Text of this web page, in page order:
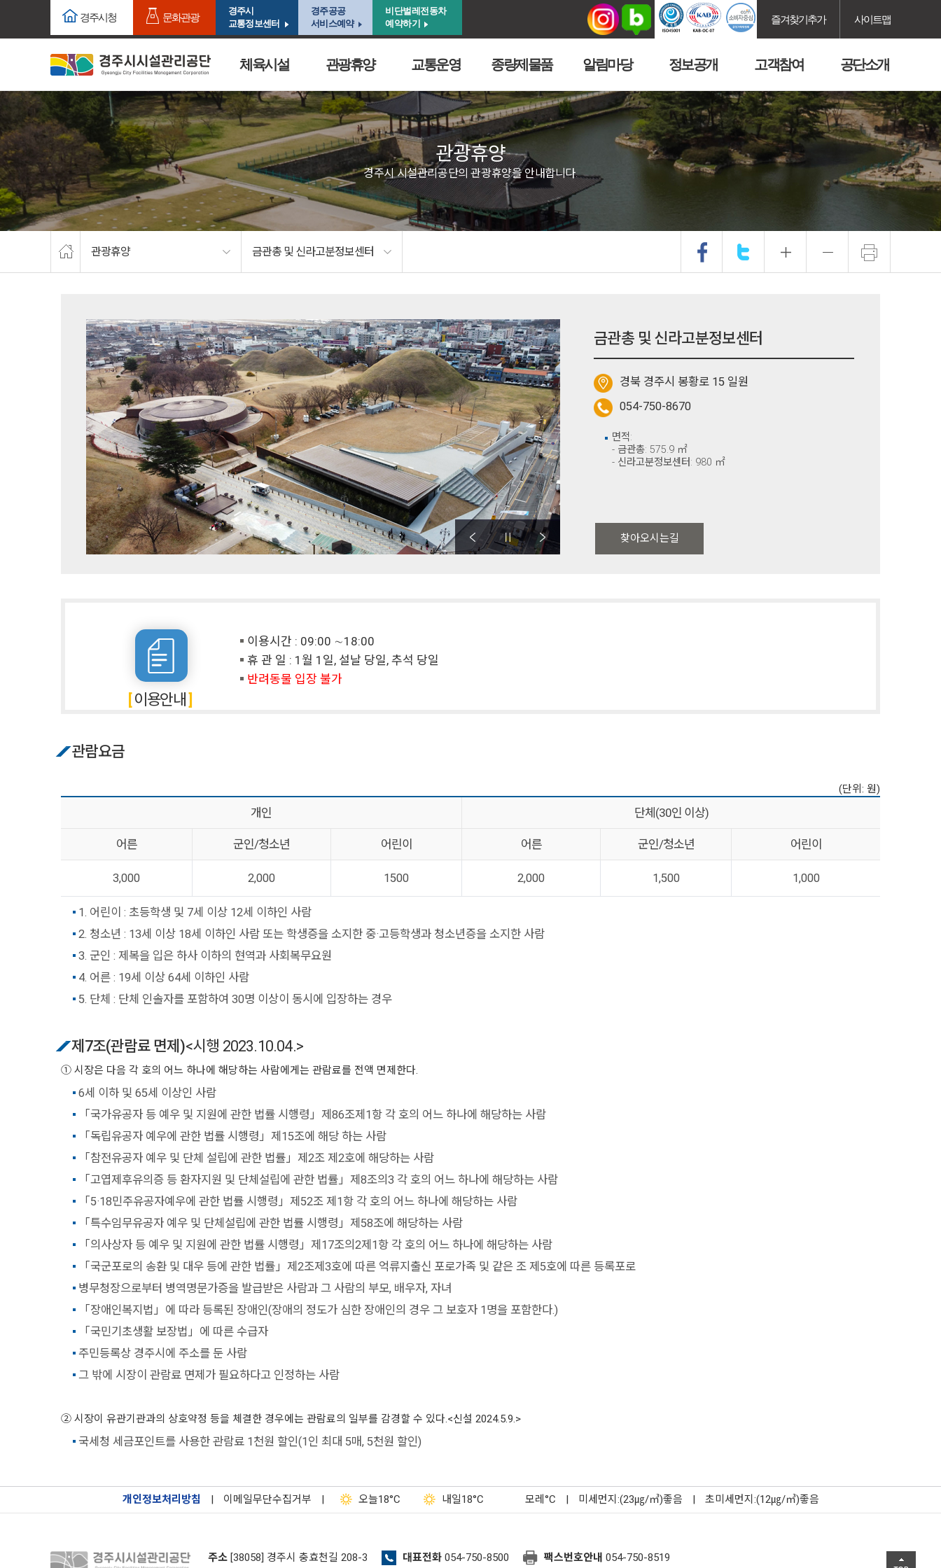
주요메뉴로 건너뛰기
경주시청 문화관광
경주시
교통정보센터
경주공공
서비스예약
비단벌레전동차
예약하기
즐겨찾기추가 사이트맵
체육시설 관광휴양 교통운영 종량제물품 알림마당 정보공개 고객참여 공단소개
관광휴양
경주시 시설관리공단의 관광휴양을 안내합니다.
관광휴양 금관총 및 신라고분정보센터
금관총 및 신라고분정보센터
경북 경주시 봉황로 15 일원
054-750-8670
찾아오시는길
면적:
- 금관총: 575.9 ㎡
- 신라고분정보센터: 980 ㎡
이용안내
이용시간 : 09:00 ∼18:00
휴 관 일 : 1월 1일, 설날 당일, 추석 당일
반려동물 입장 불가
관람요금
(단위: 원)
개인 단체(30인 이상)
어른 군인/청소년 어린이 어른 군인/청소년 어린이
3,000 2,000 1500 2,000 1,500 1,000
1. 어린이 : 초등학생 및 7세 이상 12세 이하인 사람
2. 청소년 : 13세 이상 18세 이하인 사람 또는 학생증을 소지한 중·고등학생과 청소년증을 소지한 사람
3. 군인 : 제복을 입은 하사 이하의 현역과 사회복무요원
4. 어른 : 19세 이상 64세 이하인 사람
5. 단체 : 단체 인솔자를 포함하여 30명 이상이 동시에 입장하는 경우
제7조(관람료 면제)<시행 2023.10.04.>
① 시장은 다음 각 호의 어느 하나에 해당하는 사람에게는 관람료를 전액 면제한다.
6세 이하 및 65세 이상인 사람
「국가유공자 등 예우 및 지원에 관한 법률 시행령」제86조제1항 각 호의 어느 하나에 해당하는 사람
「독립유공자 예우에 관한 법률 시행령」제15조에 해당 하는 사람
「참전유공자 예우 및 단체 설립에 관한 법률」제2조 제2호에 해당하는 사람
「고엽제후유의증 등 환자지원 및 단체설립에 관한 법률」제8조의3 각 호의 어느 하나에 해당하는 사람
「5·18민주유공자예우에 관한 법률 시행령」제52조 제1항 각 호의 어느 하나에 해당하는 사람
「특수임무유공자 예우 및 단체설립에 관한 법률 시행령」제58조에 해당하는 사람
「의사상자 등 예우 및 지원에 관한 법률 시행령」제17조의2제1항 각 호의 어느 하나에 해당하는 사람
「국군포로의 송환 및 대우 등에 관한 법률」제2조제3호에 따른 억류지출신 포로가족 및 같은 조 제5호에 따른 등록포로
병무청장으로부터 병역명문가증을 발급받은 사람과 그 사람의 부모, 배우자, 자녀
「장애인복지법」에 따라 등록된 장애인(장애의 정도가 심한 장애인의 경우 그 보호자 1명을 포함한다.)
「국민기초생활 보장법」에 따른 수급자
주민등록상 경주시에 주소를 둔 사람
그 밖에 시장이 관람료 면제가 필요하다고 인정하는 사람
② 시장이 유관기관과의 상호약정 등을 체결한 경우에는 관람료의 일부를 감경할 수 있다.<신설 2024.5.9.>
국세청 세금포인트를 사용한 관람료 1천원 할인(1인 최대 5매, 5천원 할인)
개인정보처리방침 | 이메일무단수집거부 | 오늘18°C 내일18°C 모레 °C | 미세먼지:(23㎍/㎥)좋음 | 초미세먼지:(12㎍/㎥)좋음
주소 [38058] 경주시 충효천길 208-3 대표전화 054-750-8500 팩스번호안내 054-750-8519